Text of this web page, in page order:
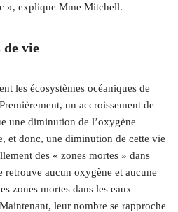
», explique Mme Mitchell.
de vie
les écosystèmes océaniques de
un accroissement de
une diminution de l’oxygène
et donc, une diminution de cette vie
des « zones mortes » dans
retrouve aucun oxygène et aucune
zones mortes dans les eaux
leur nombre se rapproche